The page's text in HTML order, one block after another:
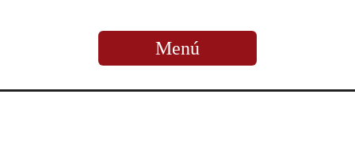
Menú